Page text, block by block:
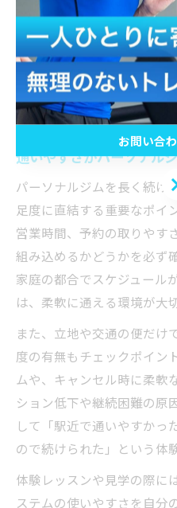
プログラム内容を選ぶ際は
分の目標や悩みをしっかり
案されるかを確認しましょ
性や途中での見直し対応
す。
通いやすさがパーソナル
パーソナルジムを長く続け
足度に直結する重要なポイ
営業時間、予約の取りやす
組み込めるかどうかを必ず
家庭の都合でスケジュール
は、柔軟に通える環境が大
また、立地や交通の便だけ
度の有無もチェックポイン
ムや、キャンセル時に柔軟
ション低下や継続困難の原
して「駅近で通いやすかっ
ので続けられた」という体
体験レッスンや見学の際に
ステムの使いやすさを自分
お問い合
お問い合